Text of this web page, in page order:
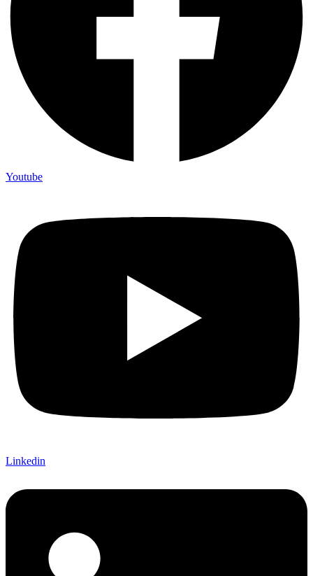
Youtube
Linkedin